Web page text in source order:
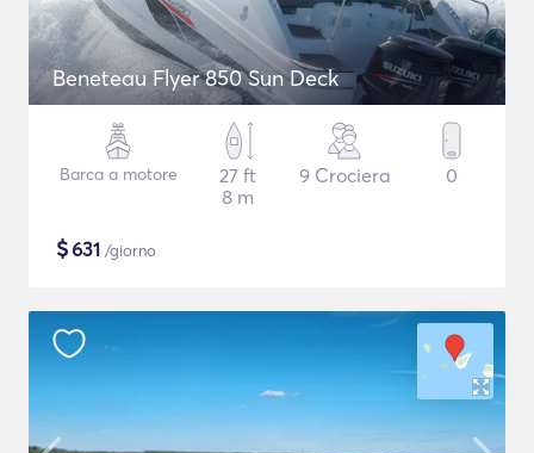
Beneteau Flyer 850 Sun Deck
Barca a motore
27 ft
8 m
9 Crociera 0
$631 /giorno